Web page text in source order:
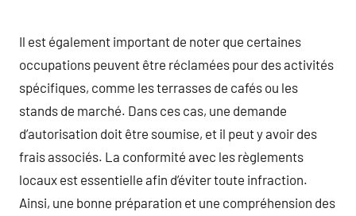
Il est également important de noter que certaines
occupations peuvent être réclamées pour des activités
spécifiques, comme les terrasses de cafés ou les
stands de marché. Dans ces cas, une demande
d’autorisation doit être soumise, et il peut y avoir des
frais associés. La conformité avec les règlements
locaux est essentielle afin d’éviter toute infraction.
Ainsi, une bonne préparation et une compréhension des